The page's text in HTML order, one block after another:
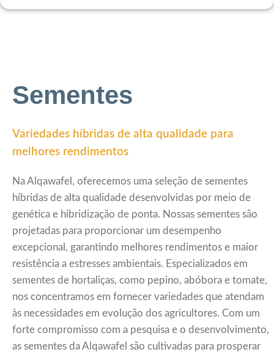
Sementes
Variedades híbridas de alta qualidade para
melhores rendimentos
Na Alqawafel, oferecemos uma seleção de sementes
híbridas de alta qualidade desenvolvidas por meio de
genética e hibridização de ponta. Nossas sementes são
projetadas para proporcionar um desempenho
excepcional, garantindo melhores rendimentos e maior
resistência a estresses ambientais. Especializados em
sementes de hortaliças, como pepino, abóbora e tomate,
nos concentramos em fornecer variedades que atendam
às necessidades em evolução dos agricultores. Com um
forte compromisso com a pesquisa e o desenvolvimento,
as sementes da Alqawafel são cultivadas para prosperar